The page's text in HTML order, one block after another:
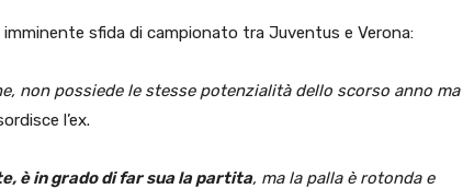
sfida di campionato tra Juventus e Verona:
non possiede le stesse potenzialità dello scorso anno ma
l’ex.
è in grado di far sua la partita, ma la palla è rotonda e